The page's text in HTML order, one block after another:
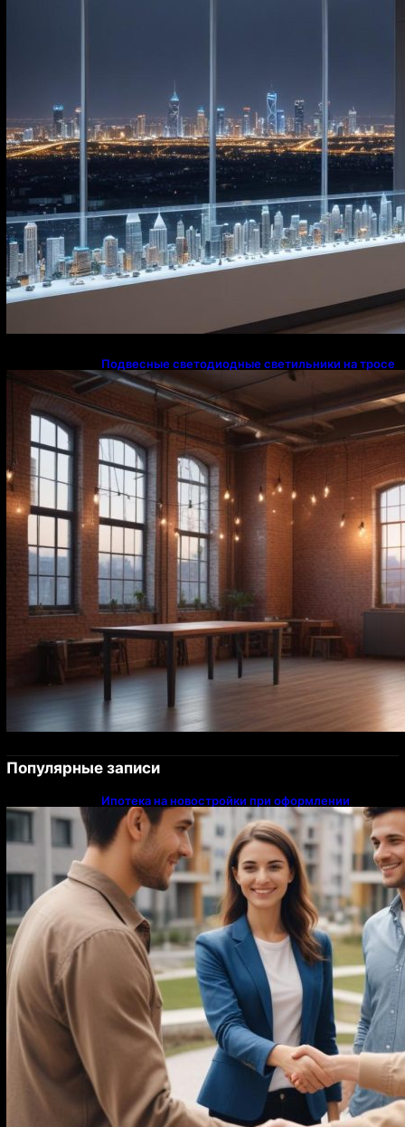
Подвесные светодиодные светильники на тросе
Популярные записи
Ипотека на новостройки при оформлении
напрямую у застройщика